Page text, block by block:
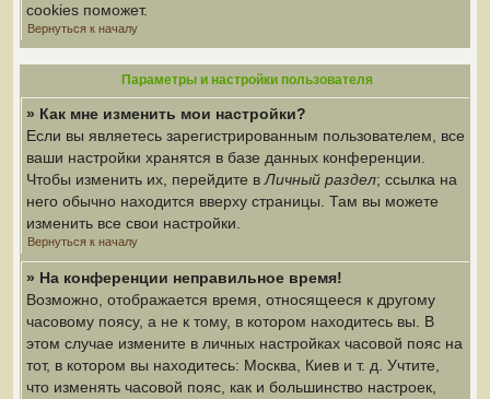
cookies поможет.
Вернуться к началу
Параметры и настройки пользователя
» Как мне изменить мои настройки?
Если вы являетесь зарегистрированным пользователем, все
ваши настройки хранятся в базе данных конференции.
Чтобы изменить их, перейдите в Личный раздел; ссылка на
него обычно находится вверху страницы. Там вы можете
изменить все свои настройки.
Вернуться к началу
» На конференции неправильное время!
Возможно, отображается время, относящееся к другому
часовому поясу, а не к тому, в котором находитесь вы. В
этом случае измените в личных настройках часовой пояс на
тот, в котором вы находитесь: Москва, Киев и т. д. Учтите,
что изменять часовой пояс, как и большинство настроек,